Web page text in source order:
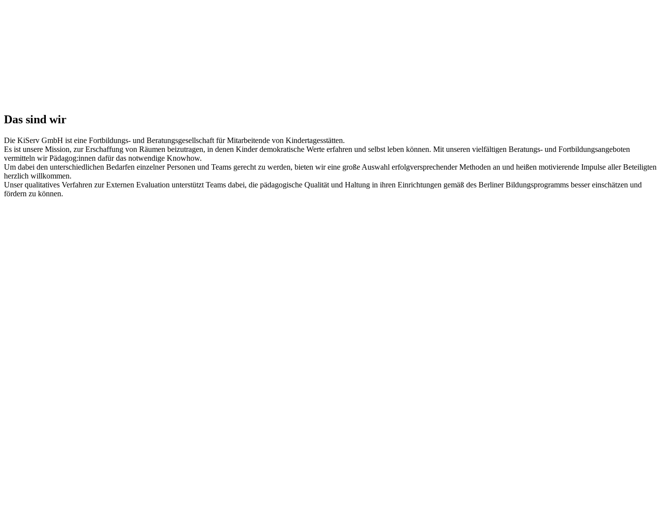
Das sind wir
Die KiServ GmbH ist eine Fortbildungs- und Beratungsgesellschaft für Mitarbeitende von Kindertagesstätten.
Es ist unsere Mission, zur Erschaffung von Räumen beizutragen, in denen Kinder demokratische Werte erfahren und selbst leben können. Mit unseren vielfältigen Beratungs- und Fortbildungsangeboten
vermitteln wir Pädagog:innen dafür das notwendige Knowhow.
Um dabei den unterschiedlichen Bedarfen einzelner Personen und Teams gerecht zu werden, bieten wir eine große Auswahl erfolgversprechender Methoden an und heißen motivierende Impulse aller Beteiligten
herzlich willkommen.
Unser qualitatives Verfahren zur Externen Evaluation unterstützt Teams dabei, die pädagogische Qualität und Haltung in ihren Einrichtungen gemäß des Berliner Bildungsprogramms besser einschätzen und
fördern zu können.